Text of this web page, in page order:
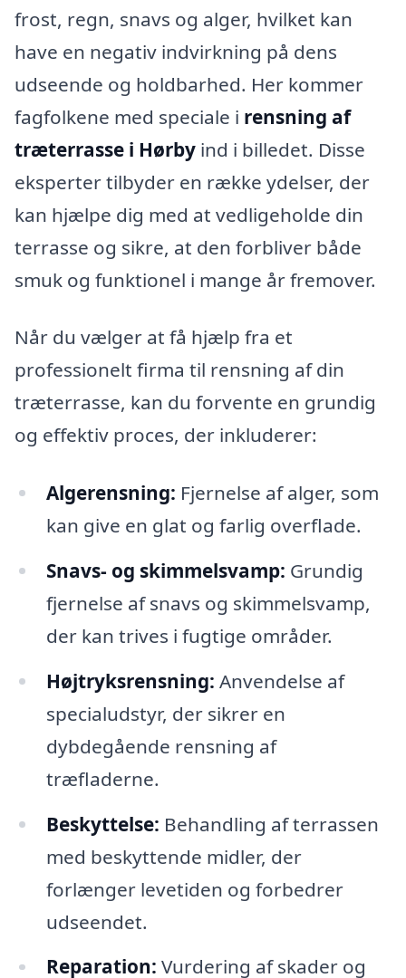
frost, regn, snavs og alger, hvilket kan
have en negativ indvirkning på dens
udseende og holdbarhed. Her kommer
fagfolkene med speciale i rensning af
træterrasse i Hørby ind i billedet. Disse
eksperter tilbyder en række ydelser, der
kan hjælpe dig med at vedligeholde din
terrasse og sikre, at den forbliver både
smuk og funktionel i mange år fremover.
Når du vælger at få hjælp fra et
professionelt firma til rensning af din
træterrasse, kan du forvente en grundig
og effektiv proces, der inkluderer:
Algerensning: Fjernelse af alger, som
kan give en glat og farlig overflade.
Snavs- og skimmelsvamp: Grundig
fjernelse af snavs og skimmelsvamp,
der kan trives i fugtige områder.
Højtryksrensning: Anvendelse af
specialudstyr, der sikrer en
dybdegående rensning af
træfladerne.
Beskyttelse: Behandling af terrassen
med beskyttende midler, der
forlænger levetiden og forbedrer
udseendet.
Reparation: Vurdering af skader og